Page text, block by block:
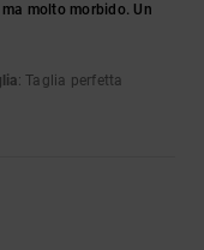
molto morbido. Un
: Taglia perfetta